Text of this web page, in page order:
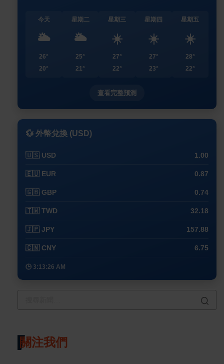
今天
🌥️
26°
20°
星期二
🌥️
25°
21°
星期三
☀️
27°
22°
星期四
☀️
27°
23°
星期五
☀️
28°
22°
查看完整預測
💱 外幣兌換 (USD)
🇺🇸 USD 1.00
🇪🇺 EUR 0.87
🇬🇧 GBP 0.74
🇹🇼 TWD 32.18
🇯🇵 JPY 157.88
🇨🇳 CNY 6.75
🕒 3:13:26 AM
關注我們